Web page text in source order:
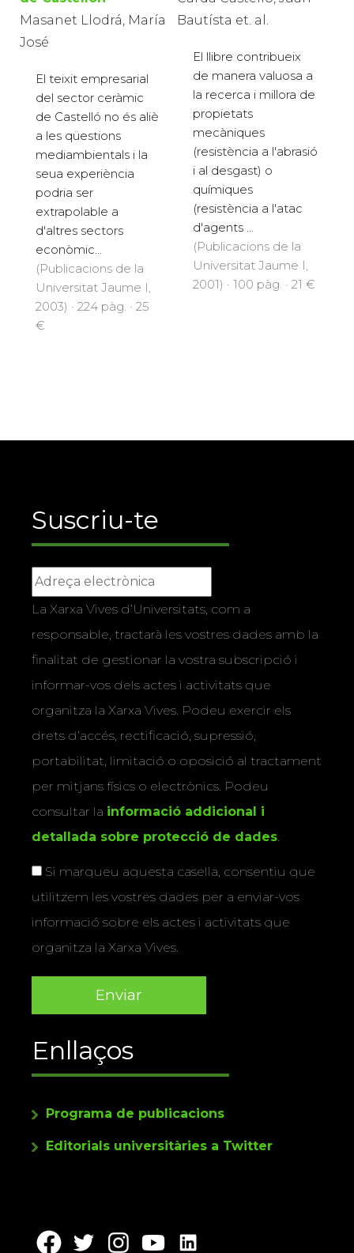
Masanet Llodrá, María
José
El teixit empresarial
del sector ceràmic
de Castelló no és aliè
a les qüestions
mediambientals i la
seua experiència
podria ser
extrapolable a
d'altres sectors
econòmic...
(Publicacions de la
Universitat Jaume I,
2003) · 224 pàg. · 25
€
Bautísta et. al.
El llibre contribueix
de manera valuosa a
la recerca i millora de
propietats
mecàniques
(resistència a l'abrasió
i al desgast) o
químiques
(resistència a l'atac
d'agents ...
(Publicacions de la
Universitat Jaume I,
2001) · 100 pàg. · 21 €
Suscriu-te
La Xarxa Vives d’Universitats, com a
responsable, tractarà les vostres dades amb la
finalitat de gestionar la vostra subscripció i
informar-vos dels actes i activitats que
organitza la Xarxa Vives. Podeu exercir els
drets d’accés, rectificació, supressió,
portabilitat, limitació o oposició al tractament
per mitjans físics o electrònics. Podeu
consultar la informació addicional i
detallada sobre protecció de dades.
Si marqueu aquesta casella, consentiu que
utilitzem les vostres dades per a enviar-vos
informació sobre els actes i activitats que
organitza la Xarxa Vives.
Enllaços
Programa de publicacions
Editorials universitàries a Twitter